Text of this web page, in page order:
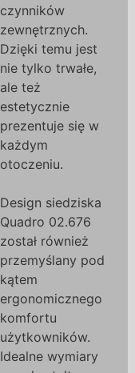
czynników
zewnętrznych.
Dzięki temu jest
nie tylko trwałe,
ale też
estetycznie
prezentuje się w
każdym
otoczeniu.
Design siedziska
Quadro 02.676
został również
przemyślany pod
kątem
ergonomicznego
komfortu
użytkowników.
Idealne wymiary